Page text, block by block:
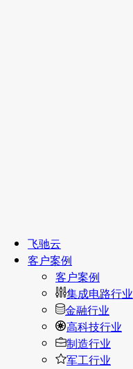
飞驰云
客户案例
客户案例
集成电路行业
金融行业
高科技行业
制造行业
军工行业